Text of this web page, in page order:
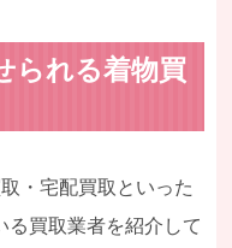
られる着物買
・宅配買取といった
買取業者を紹介して